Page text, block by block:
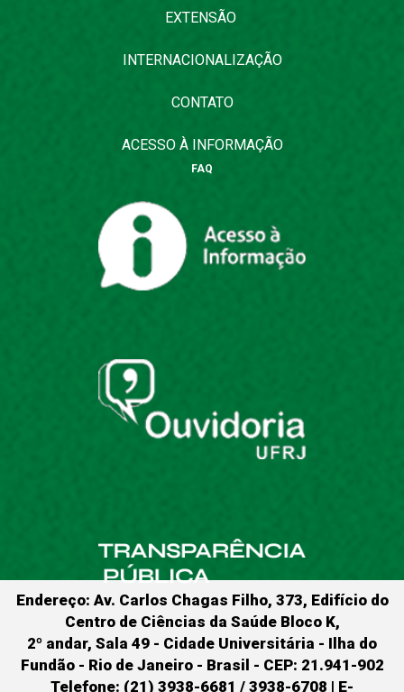
EXTENSÃO
INTERNACIONALIZAÇÃO
CONTATO
ACESSO À INFORMAÇÃO
FAQ
Endereço: Av. Carlos Chagas Filho, 373, Edifício do
Centro de Ciências da Saúde Bloco K,
2º andar, Sala 49 - Cidade Universitária - Ilha do
Fundão - Rio de Janeiro - Brasil - CEP: 21.941-902
Telefone: (21) 3938-6681 / 3938-6708 | E-